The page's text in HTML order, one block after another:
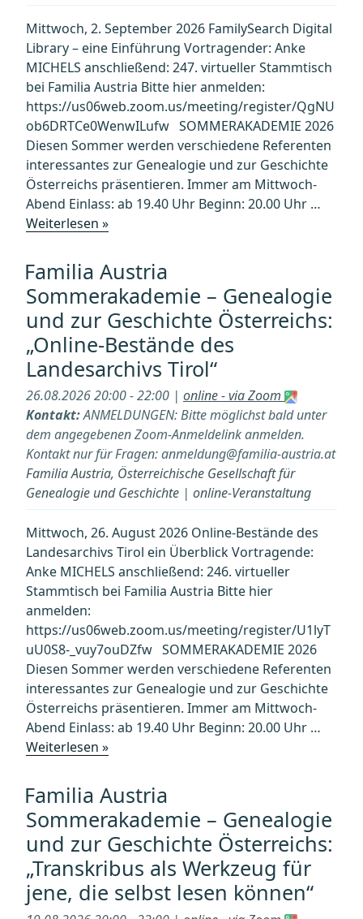
Mittwoch, 2. September 2026 FamilySearch Digital
Library – eine Einführung Vortragender: Anke
MICHELS anschließend: 247. virtueller Stammtisch
bei Familia Austria Bitte hier anmelden:
https://us06web.zoom.us/meeting/register/QgNU
ob6DRTCe0WenwILufw SOMMERAKADEMIE 2026
Diesen Sommer werden verschiedene Referenten
interessantes zur Genealogie und zur Geschichte
Österreichs präsentieren. Immer am Mittwoch-
Abend Einlass: ab 19.40 Uhr Beginn: 20.00 Uhr …
Weiterlesen »„Familia
Sommerakademie
–
Genealogie
und
zur
Geschichte
Österreichs:
„FamilySearch
Digital
Library
–
eine
Einführung““
Familia Austria
Sommerakademie – Genealogie
und zur Geschichte Österreichs:
„Online-Bestände des
Landesarchivs Tirol“
26.08.2026 20:00 - 22:00 | online - via Zoom
Kontakt:ANMELDUNGEN: Bitte möglichst bald unter
dem angegebenen Zoom-Anmeldelink anmelden.
Kontakt nur für Fragen: anmeldung@familia-austria.at
Familia Austria, Österreichische Gesellschaft für
Genealogie und Geschichte | online-Veranstaltung
Mittwoch, 26. August 2026 Online-Bestände des
Landesarchivs Tirol ein Überblick Vortragende:
Anke MICHELS anschließend: 246. virtueller
Stammtisch bei Familia Austria Bitte hier
anmelden:
https://us06web.zoom.us/meeting/register/U1lyT
uU0S8-_vuy7ouDZfw SOMMERAKADEMIE 2026
Diesen Sommer werden verschiedene Referenten
interessantes zur Genealogie und zur Geschichte
Österreichs präsentieren. Immer am Mittwoch-
Abend Einlass: ab 19.40 Uhr Beginn: 20.00 Uhr …
Weiterlesen »„Familia
Sommerakademie
–
Genealogie
und
zur
Geschichte
Österreichs:
Familia Austria
Sommerakademie – Genealogie
und zur Geschichte Österreichs:
„Transkribus als Werkzeug für
jene, die selbst lesen können“